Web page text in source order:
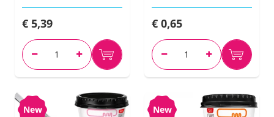
€ 5,39 € 0,65
New New